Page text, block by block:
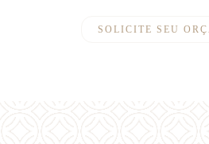
SOLICITE SEU